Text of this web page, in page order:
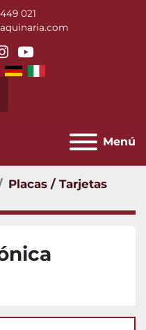
021
instagram
youtube
Menú
Placas / Tarjetas